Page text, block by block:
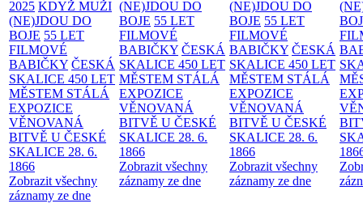
2025 KDYŽ MUŽI
(NE)JDOU DO
BOJE 55 LET
FILMOVÉ
BABIČKY ČESKÁ
SKALICE 450 LET
MĚSTEM STÁLÁ
EXPOZICE
VĚNOVANÁ
BITVĚ U ČESKÉ
SKALICE 28. 6.
1866
Zobrazit všechny
záznamy ze dne
(NE)JDOU DO
BOJE 55 LET
FILMOVÉ
BABIČKY ČESKÁ
SKALICE 450 LET
MĚSTEM STÁLÁ
EXPOZICE
VĚNOVANÁ
BITVĚ U ČESKÉ
SKALICE 28. 6.
1866
Zobrazit všechny
záznamy ze dne
(NE)JDOU DO
BOJE 55 LET
FILMOVÉ
BABIČKY ČESKÁ
SKALICE 450 LET
MĚSTEM STÁLÁ
EXPOZICE
VĚNOVANÁ
BITVĚ U ČESKÉ
SKALICE 28. 6.
1866
Zobrazit všechny
záznamy ze dne